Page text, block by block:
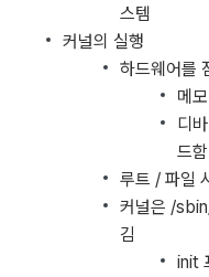
스템
커널의 실행
하드웨어를
메
디
드함
루트 / 파일
커널은 /
김
init